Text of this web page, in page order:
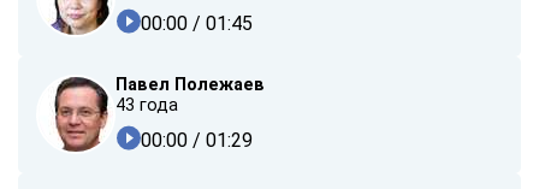
00:00 / 01:45
Павел Полежаев
43 года
00:00 / 01:29